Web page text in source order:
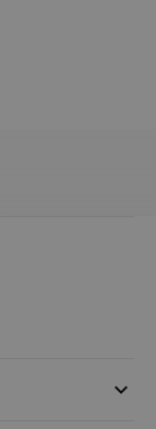
keyboard_arrow_down